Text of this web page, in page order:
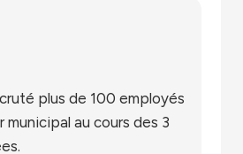
plus de 100 employés
municipal au cours des 3